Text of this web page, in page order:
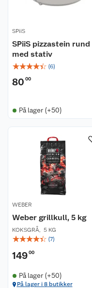
SPiiS
SPiiS pizzastein rund
med stativ
☆☆☆☆☆ (6)
80 00
På lager (+50)
WEBER
Weber grillkull, 5 kg
KOKSGRÅ, 5 KG
☆☆☆☆☆ (7)
14900
På lager (+50)
På lager i 8 butikker